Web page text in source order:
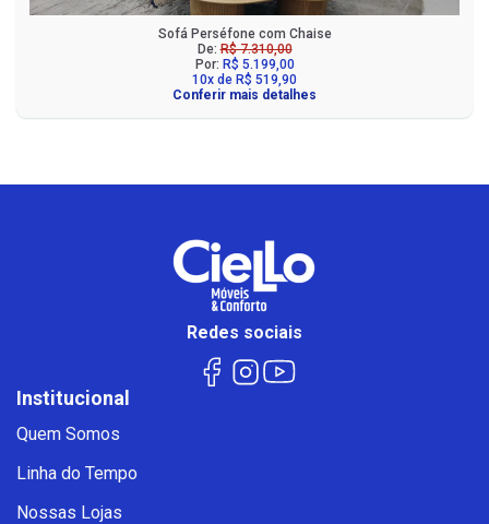
Sofá Perséfone com Chaise
De:R$ 7.310,00
Por: R$ 5.199,00
10x de R$ 519,90
Conferir mais detalhes
Redes sociais
Institucional
Quem Somos
Linha do Tempo
Nossas Lojas